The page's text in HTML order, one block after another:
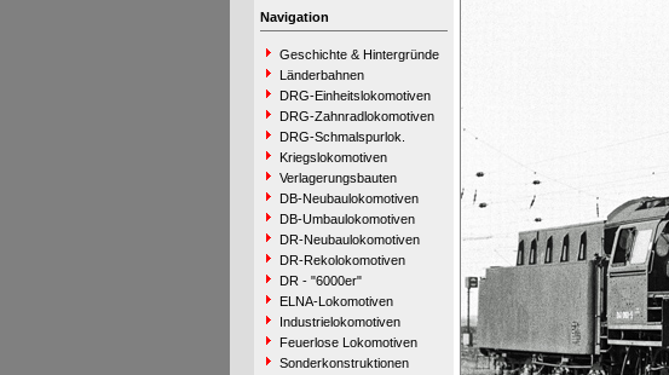
Navigation
Geschichte & Hintergründe
Länderbahnen
DRG-Einheitslokomotiven
DRG-Zahnradlokomotiven
DRG-Schmalspurlok.
Kriegslokomotiven
Verlagerungsbauten
DB-Neubaulokomotiven
DB-Umbaulokomotiven
DR-Neubaulokomotiven
DR-Rekolokomotiven
DR - "6000er"
ELNA-Lokomotiven
Industrielokomotiven
Feuerlose Lokomotiven
Sonderkonstruktionen